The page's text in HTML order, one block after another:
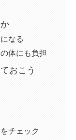
なる
体にも負担
おこう
チェック